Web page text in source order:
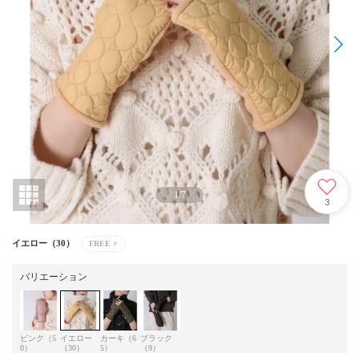
1/7
3
イエロー（30） FREE ×
バリエーション
ピンク（5
0）
イエロー
（30）
カーキ（6
5）
ブラック
（9）